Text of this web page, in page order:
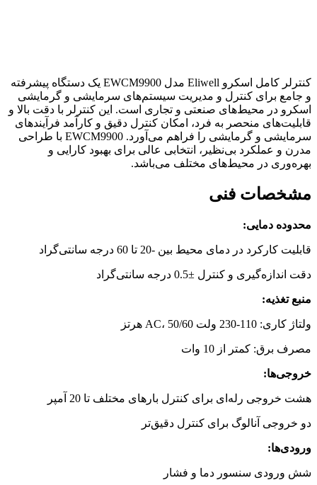
کنترلر کامل اسکرو Eliwell مدل EWCM9900 یک دستگاه پیشرفته
و جامع برای کنترل و مدیریت سیستم‌های سرمایشی و گرمایشی
اسکرو در محیط‌های صنعتی و تجاری است. این کنترلر با دقت بالا و
قابلیت‌های منحصر به فرد، امکان کنترل دقیق و کارآمد فرآیندهای
سرمایشی و گرمایشی را فراهم می‌آورد. EWCM9900 با طراحی
مدرن و عملکرد بی‌نظیر، انتخابی عالی برای بهبود کارایی و
بهره‌وری در محیط‌های مختلف می‌باشد.
مشخصات فنی
محدوده دمایی:
قابلیت کارکرد در دمای محیط بین -20 تا 60 درجه سانتی‌گراد
دقت اندازه‌گیری و کنترل ±0.5 درجه سانتی‌گراد
منبع تغذیه:
ولتاژ کاری: 110-230 ولت AC، 50/60 هرتز
مصرف برق: کمتر از 10 وات
خروجی‌ها:
هشت خروجی رله‌ای برای کنترل بارهای مختلف تا 20 آمپر
دو خروجی آنالوگ برای کنترل دقیق‌تر
ورودی‌ها:
شش ورودی سنسور دما و فشار